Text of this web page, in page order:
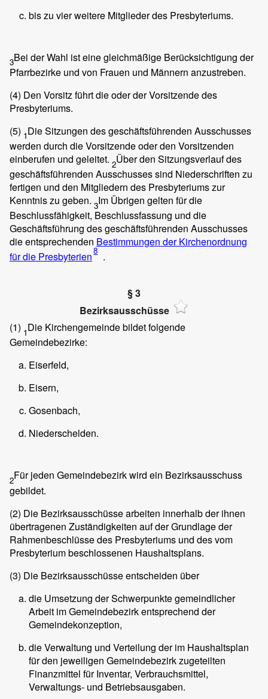
bis zu vier weitere Mitglieder des Presbyteriums.
3Bei der Wahl ist eine gleichmäßige Berücksichtigung der
Pfarrbezirke und von Frauen und Männern anzustreben.
(4) Den Vorsitz führt die oder der Vorsitzende des
Presbyteriums.
(5) 1Die Sitzungen des geschäftsführenden Ausschusses
werden durch die Vorsitzende oder den Vorsitzenden
einberufen und geleitet. 2Über den Sitzungsverlauf des
geschäftsführenden Ausschusses sind Niederschriften zu
fertigen und den Mitgliedern des Presbyteriums zur
Kenntnis zu geben. 3Im Übrigen gelten für die
Beschlussfähigkeit, Beschlussfassung und die
Geschäftsführung des geschäftsführenden Ausschusses
die entsprechenden Bestimmungen der Kirchenordnung
für die Presbyterien8 .
§ 3
Bezirksausschüsse
(1) 1Die Kirchengemeinde bildet folgende
Gemeindebezirke:
Eiserfeld,
Eisern,
Gosenbach,
Niederschelden.
2Für jeden Gemeindebezirk wird ein Bezirksausschuss
gebildet.
(2) Die Bezirksausschüsse arbeiten innerhalb der ihnen
übertragenen Zuständigkeiten auf der Grundlage der
Rahmenbeschlüsse des Presbyteriums und des vom
Presbyterium beschlossenen Haushaltsplans.
(3) Die Bezirksausschüsse entscheiden über
die Umsetzung der Schwerpunkte gemeindlicher
Arbeit im Gemeindebezirk entsprechend der
Gemeindekonzeption,
die Verwaltung und Verteilung der im Haushaltsplan
für den jeweiligen Gemeindebezirk zugeteilten
Finanzmittel für Inventar, Verbrauchsmittel,
Verwaltungs- und Betriebsausgaben.